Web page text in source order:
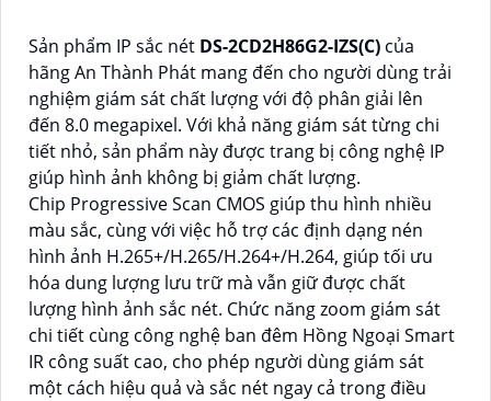
Sản phẩm IP sắc nét DS-2CD2H86G2-IZS(C) của
hãng An Thành Phát mang đến cho người dùng trải
nghiệm giám sát chất lượng với độ phân giải lên
đến 8.0 megapixel. Với khả năng giám sát từng chi
tiết nhỏ, sản phẩm này được trang bị công nghệ IP
giúp hình ảnh không bị giảm chất lượng.
Chip Progressive Scan CMOS giúp thu hình nhiều
màu sắc, cùng với việc hỗ trợ các định dạng nén
hình ảnh H.265+/H.265/H.264+/H.264, giúp tối ưu
hóa dung lượng lưu trữ mà vẫn giữ được chất
lượng hình ảnh sắc nét. Chức năng zoom giám sát
chi tiết cùng công nghệ ban đêm Hồng Ngoại Smart
IR công suất cao, cho phép người dùng giám sát
một cách hiệu quả và sắc nét ngay cả trong điều